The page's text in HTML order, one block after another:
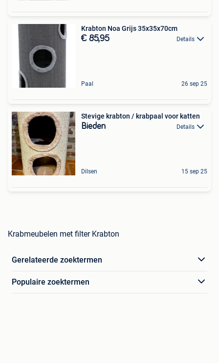
Krabton Noa Grijs 35x35x70cm
€ 85,95 Details
Paal 26 sep 25
Stevige krabton / krabpaal voor katten
Bieden Details
Dilsen 15 sep 25
Krabmeubelen met filter Krabton
Gerelateerde zoektermen
Populaire zoektermen